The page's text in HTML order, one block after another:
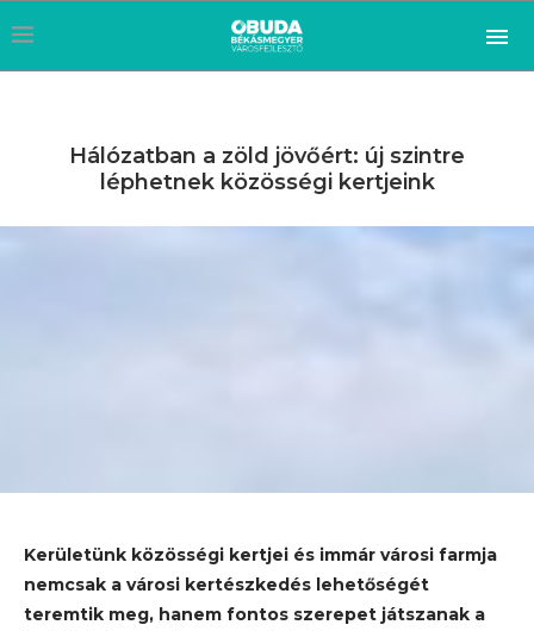
Hálózatban a zöld jövőért: új szintre
léphetnek közösségi kertjeink
Kerületünk közösségi kertjei és immár városi farmja
nemcsak a városi kertészkedés lehetőségét
teremtik meg, hanem fontos szerepet játszanak a